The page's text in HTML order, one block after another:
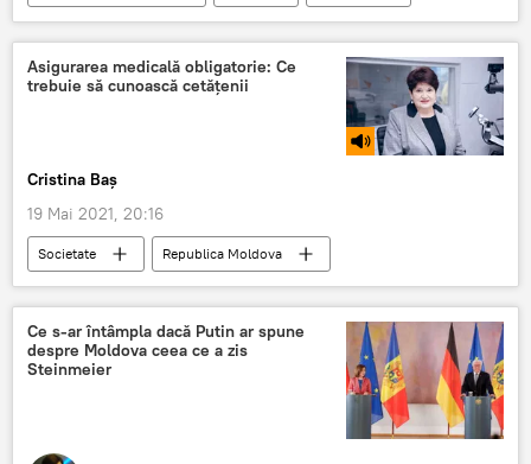
Podcasturi
Podcasturi
listă candidați
Codul electoral
lista electorală
Asigurarea medicală obligatorie: Ce
trebuie să cunoască cetățenii
Cristina Baș
19 Mai 2021, 20:16
Societate
Republica Moldova
Podcasturi
Podcasturi
asigurare medicală
CNAM
Ce s-ar întâmpla dacă Putin ar spune
despre Moldova ceea ce a zis
Steinmeier